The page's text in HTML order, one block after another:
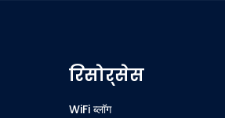
रिसोर्सेस
WiFi ब्लॉग